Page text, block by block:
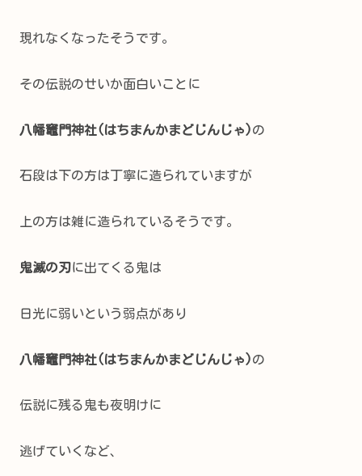
現れなくなったそうです。
その伝説のせいか面白いことに
八幡竈門神社(はちまんかまどじんじゃ)の
石段は下の方は丁寧に造られていますが
上の方は雑に造られているそうです。
鬼滅の刃に出てくる鬼は
日光に弱いという弱点があり
八幡竈門神社(はちまんかまどじんじゃ)の
伝説に残る鬼も夜明けに
逃げていくなど、